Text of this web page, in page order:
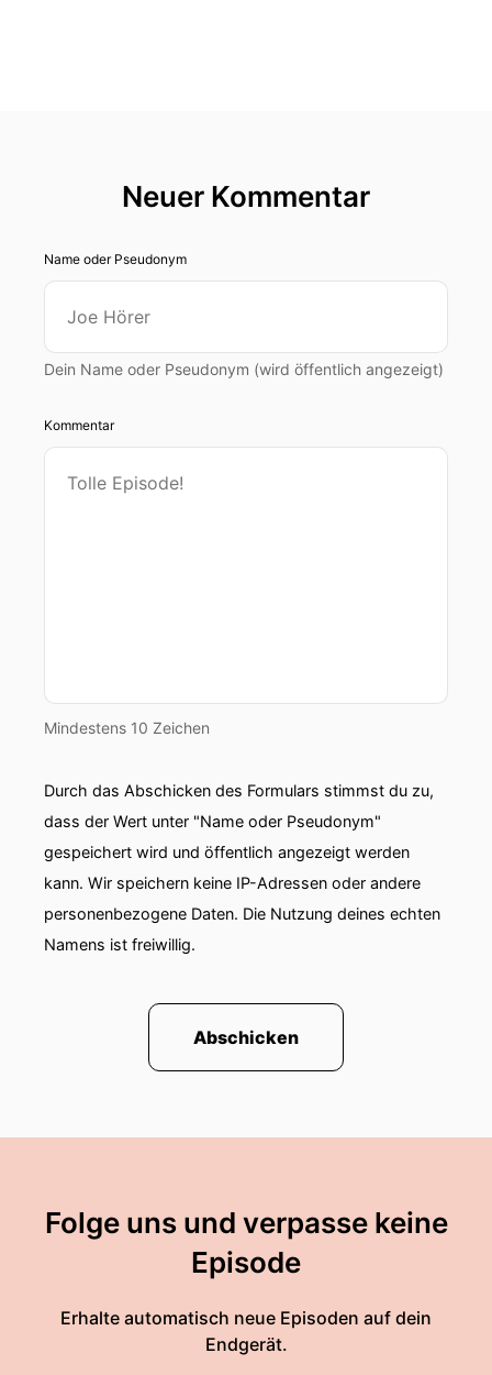
Neuer Kommentar
Name oder Pseudonym
Dein Name oder Pseudonym (wird öffentlich angezeigt)
Kommentar
Mindestens 10 Zeichen
Durch das Abschicken des Formulars stimmst du zu,
dass der Wert unter "Name oder Pseudonym"
gespeichert wird und öffentlich angezeigt werden
kann. Wir speichern keine IP-Adressen oder andere
personenbezogene Daten. Die Nutzung deines echten
Namens ist freiwillig.
Abschicken
Folge uns und verpasse keine
Episode
Erhalte automatisch neue Episoden auf dein
Endgerät.